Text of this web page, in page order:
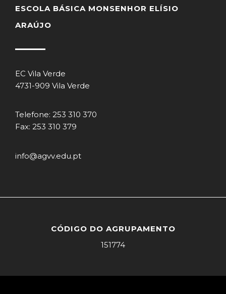
ESCOLA BÁSICA MONSENHOR ELÍSIO
ARAÚJO
EC Vila Verde
4731-909 Vila Verde
Telefone: 253 310 370
Fax: 253 310 379
info@agvv.edu.pt
CÓDIGO DO AGRUPAMENTO
151774